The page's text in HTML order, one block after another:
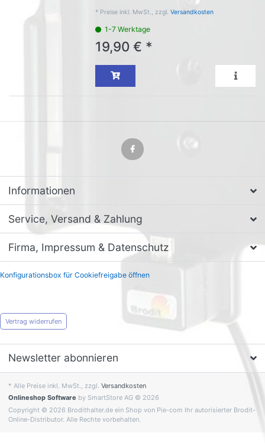
* Preise inkl. MwSt., zzgl. Versandkosten
1-7 Werktage
19,90 € *
Informationen
Service, Versand & Zahlung
Firma, Impressum & Datenschutz
Konfigurationsbox für Cookiefreigabe öffnen
Vertrag widerrufen
Newsletter abonnieren
* Alle Preise inkl. MwSt., zzgl. Versandkosten
Onlineshop Software by SmartStore AG © 2026
Copyright © 2026 Brodithalter.de ein Shop von Pie-com Ihr autorisierter Brodit-
Online-Distributor. Alle Rechte vorbehalten.